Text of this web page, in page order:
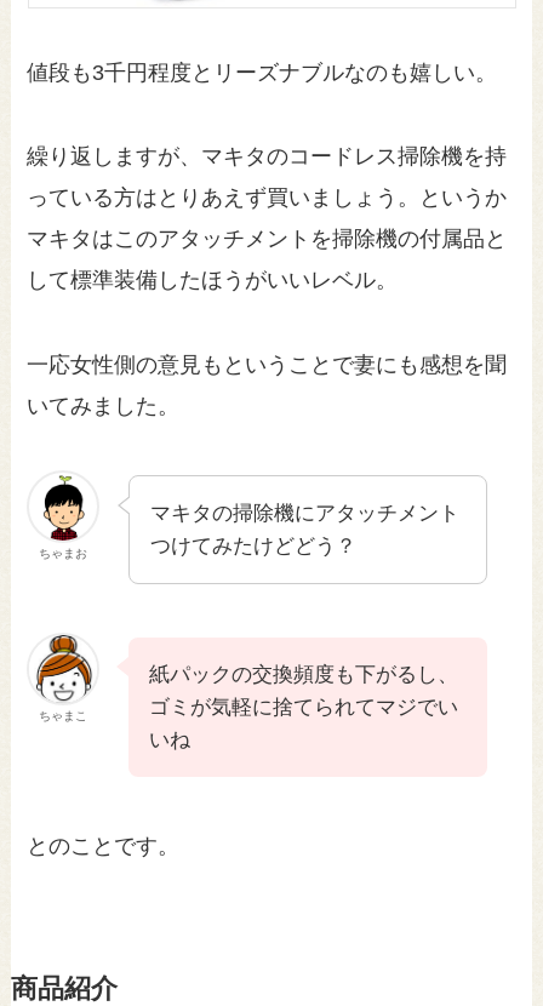
値段も3千円程度とリーズナブルなのも嬉しい。
繰り返しますが、マキタのコードレス掃除機を持
っている方はとりあえず買いましょう。というか
マキタはこのアタッチメントを掃除機の付属品と
して標準装備したほうがいいレベル。
一応女性側の意見もということで妻にも感想を聞
いてみました。
ちゃまお
マキタの掃除機にアタッチメント
つけてみたけどどう？
ちゃまこ
紙パックの交換頻度も下がるし、
ゴミが気軽に捨てられてマジでい
いね
とのことです。
商品紹介